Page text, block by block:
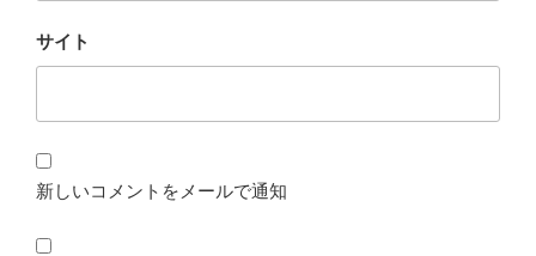
サイト
新しいコメントをメールで通知